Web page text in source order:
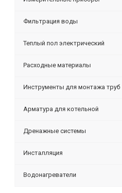
Фильтрация воды
Теплый пол электрический
Расходные материалы
Инструменты для монтажа труб
Арматура для котельной
Дренажные системы
Инсталляция
Водонагреватели